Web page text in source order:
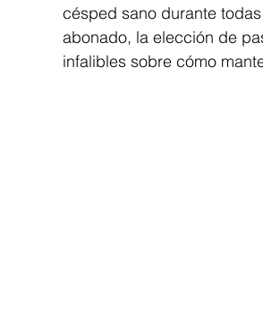
césped sano durante
abonado, la elección de
infalibles sobre cómo